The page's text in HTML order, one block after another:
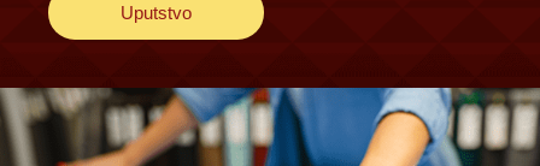
Uputstvo